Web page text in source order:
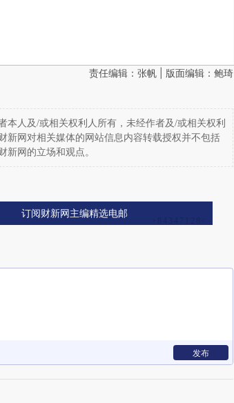
责任编辑：张帆 | 版面编辑：鲍琦
人及/或相关权利人所有，未经作者及/或相关权利
新网对相关媒体的网站信息内容转载授权并不包括
新网的立场和观点。
订阅财新网主编精选电邮
发布